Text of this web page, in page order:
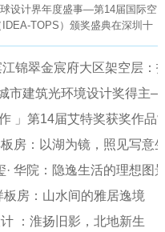
设计界年度盛事—第14届国际空
TOPS）颁奖盛典在深圳十
江锦翠金宸府大区架空层：
市建筑光环境设计奖得主
」第14届艾特奖获奖作品
房：以湖为镜，照见写意
· 华院：隐逸生活的理想图
房：山水间的雅居逸境
：淮扬旧影，北地新生